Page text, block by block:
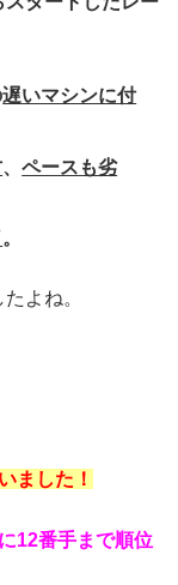
遅いマシンに付
、ペースも劣
。
よね。
ました！
12番手まで順位